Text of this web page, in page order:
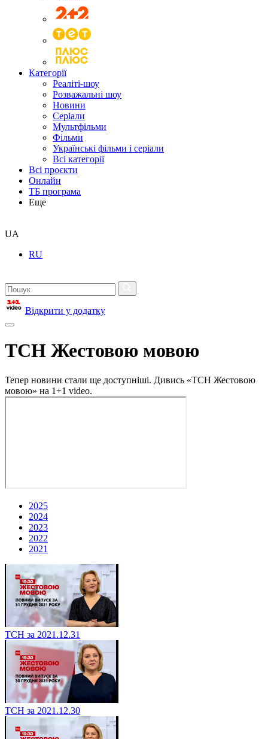
Категорії
Реаліті-шоу
Розважальні шоу
Новини
Серіали
Мультфільми
Фільми
Українські фільми і серіали
Всі категорії
Всі проєкти
Онлайн
ТБ програма
Еще
UA
RU
Відкрити у додатку
ТСН Жестовою мовою
Тепер новини стали ще доступніші. Дивись «ТСН Жестовою
мовою» на 1+1 video.
2025
2024
2023
2022
2021
ТСН за 2021.12.31
ТСН за 2021.12.30